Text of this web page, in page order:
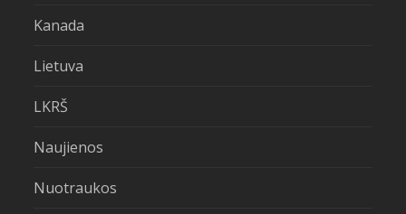
Kanada
Lietuva
LKRŠ
Naujienos
Nuotraukos